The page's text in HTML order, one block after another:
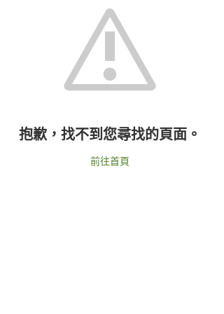
抱歉，找不到您尋找的頁面。
前往首頁